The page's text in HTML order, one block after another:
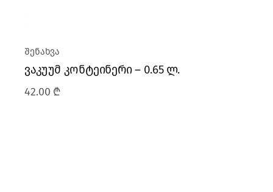
შენახვა
ვაკუუმ კონტეინერი – 0.65 ლ.
42.00 ₾